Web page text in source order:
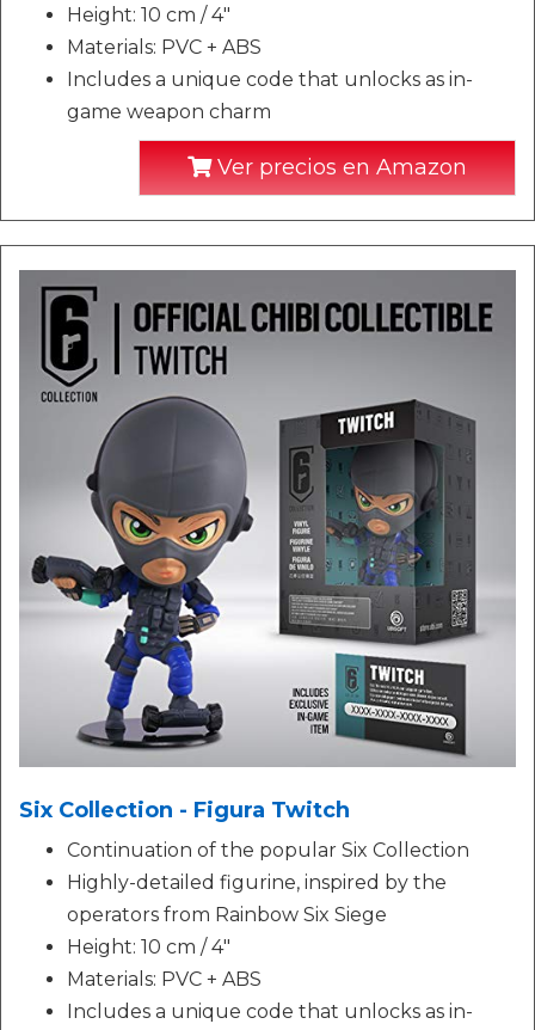
Height: 10 cm / 4"
Materials: PVC + ABS
Includes a unique code that unlocks as in-
game weapon charm
Ver precios en Amazon
Six Collection - Figura Twitch
Continuation of the popular Six Collection
Highly-detailed figurine, inspired by the
operators from Rainbow Six Siege
Height: 10 cm / 4"
Materials: PVC + ABS
Includes a unique code that unlocks as in-